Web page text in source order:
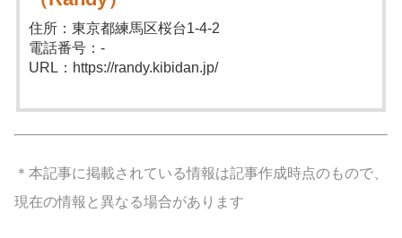
住所：東京都練馬区桜台1-4-2
電話番号：-
URL：https://randy.kibidan.jp/
＊本記事に掲載されている情報は記事作成時点のもので、
現在の情報と異なる場合があります